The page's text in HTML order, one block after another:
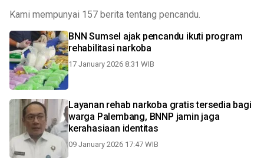
Kami mempunyai 157 berita tentang pencandu.
BNN Sumsel ajak pencandu ikuti program
rehabilitasi narkoba
17 January 2026 8:31 WIB
Layanan rehab narkoba gratis tersedia bagi
warga Palembang, BNNP jamin jaga
kerahasiaan identitas
09 January 2026 17:47 WIB